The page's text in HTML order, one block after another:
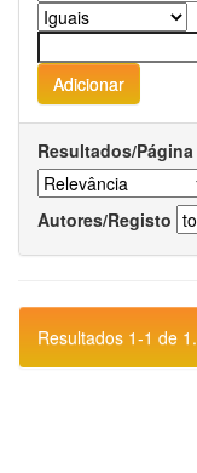
Resultados/Página
Autores/Registo
Resultados 1-1 de 1.